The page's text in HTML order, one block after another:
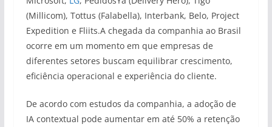
(Millicom), Tottus (Falabella), Interbank, Belo, Project
Expedition e Fliits.A chegada da companhia ao Brasil
ocorre em um momento em que empresas de
diferentes setores buscam equilibrar crescimento,
eficiência operacional e experiência do cliente.
De acordo com estudos da companhia, a adoção de
IA contextual pode aumentar em até 50% a retenção